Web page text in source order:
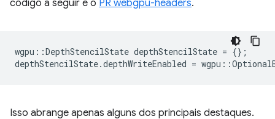
código a seguir e o PR webgpu-headers.
wgpu ::DepthStencilState depthStencilState = {};
depthStencilState.depthWriteEnabled = wgpu ::
Isso abrange apenas alguns dos principais destaques.